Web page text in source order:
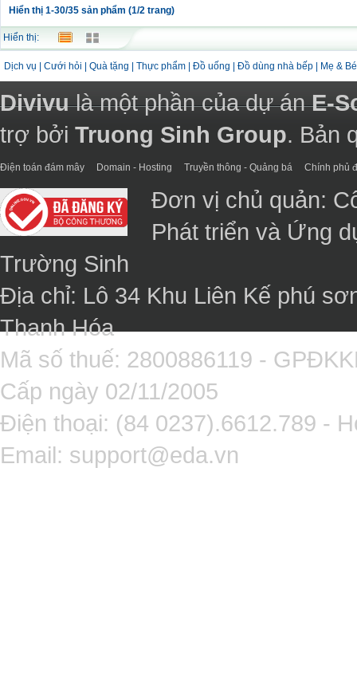
Hiển thị 1-30/35 sản phẩm (1/2 trang)
Hiển thị:
Dịch vụ Cưới hỏi Quà tặng Thực phẩm Đồ uống Đồ dùng nhà bếp Mẹ & Bé
Divivulà một phần của dự ánE-
trợ bởi Truong Sinh Group. Bản
Điện toán đám mây Domain - Hosting Truyền thông - Quảng bá Chính phủ
Đơn vị chủ quản:
Phát triển và Ứng
Trường Sinh
Địa chỉ: Lô 34 Khu Liên Kế phú
Thanh Hóa
Mã số thuế: 2800886119 -
Cấp ngày 02/11/2005
Điện thoại: (84 0237).6612.789 -
Email: support@eda.vn